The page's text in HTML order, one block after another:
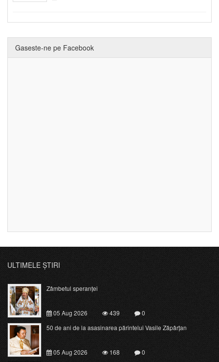
Gaseste-ne pe Facebook
ULTIMELE ȘTIRI
Zâmbetul speranței
05 Aug 2026 439
0
50 de ani de la asasinarea părintelui Vasile Zăpârțan
05 Aug 2026 168
0